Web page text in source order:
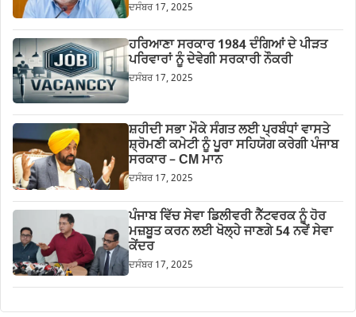
ਦਸੰਬਰ 17, 2025
ਹਰਿਆਣਾ ਸਰਕਾਰ 1984 ਦੰਗਿਆਂ ਦੇ ਪੀੜਤ
ਪਰਿਵਾਰਾਂ ਨੂੰ ਦੇਵੇਗੀ ਸਰਕਾਰੀ ਨੌਕਰੀ
ਦਸੰਬਰ 17, 2025
ਸ਼ਹੀਦੀ ਸਭਾ ਮੌਕੇ ਸੰਗਤ ਲਈ ਪ੍ਰਬੰਧਾਂ ਵਾਸਤੇ
ਸ਼੍ਰੋਮਣੀ ਕਮੇਟੀ ਨੂੰ ਪੂਰਾ ਸਹਿਯੋਗ ਕਰੇਗੀ ਪੰਜਾਬ
ਸਰਕਾਰ – CM ਮਾਨ
ਦਸੰਬਰ 17, 2025
ਪੰਜਾਬ ਵਿੱਚ ਸੇਵਾ ਡਿਲੀਵਰੀ ਨੈੱਟਵਰਕ ਨੂੰ ਹੋਰ
ਮਜ਼ਬੂਤ ਕਰਨ ਲਈ ਖੋਲ੍ਹੇ ਜਾਣਗੇ 54 ਨਵੇਂ ਸੇਵਾ
ਕੇਂਦਰ
ਦਸੰਬਰ 17, 2025